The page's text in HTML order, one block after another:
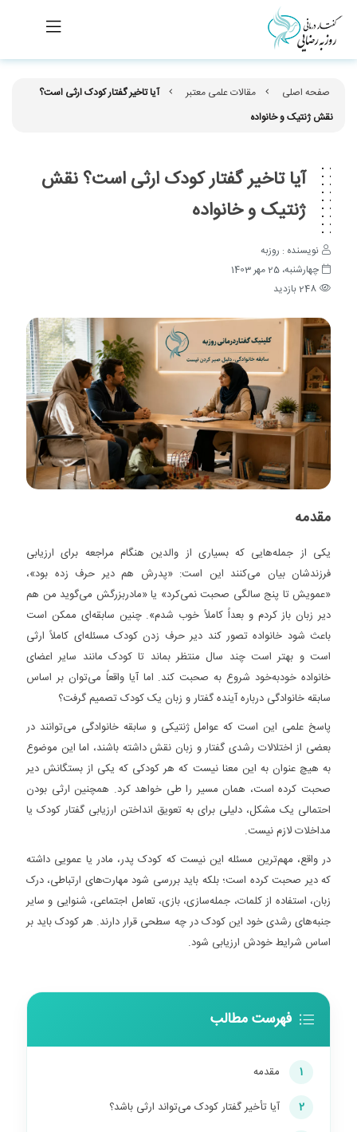
صفحه اصلی مقالات علمی معتبر
آیا تاخیر گفتار کودک ارثی است؟
نقش ژنتیک و خانواده
آیا تاخیر گفتار کودک ارثی است؟ نقش
ژنتیک و خانواده
نویسنده : روزبه
چهارشنبه، 25 مهر 1403
248 بازدید
مقدمه
یکی از جمله‌هایی که بسیاری از والدین هنگام مراجعه برای ارزیابی
فرزندشان بیان می‌کنند این است: «پدرش هم دیر حرف زده بود»،
«عمویش تا پنج سالگی صحبت نمی‌کرد» یا «مادربزرگش می‌گوید من هم
دیر زبان باز کردم و بعداً کاملاً خوب شدم». چنین سابقه‌ای ممکن است
باعث شود خانواده تصور کند دیر حرف زدن کودک مسئله‌ای کاملاً ارثی
است و بهتر است چند سال منتظر بماند تا کودک مانند سایر اعضای
خانواده خودبه‌خود شروع به صحبت کند. اما آیا واقعاً می‌توان بر اساس
سابقه خانوادگی درباره آینده گفتار و زبان یک کودک تصمیم گرفت؟
پاسخ علمی این است که عوامل ژنتیکی و سابقه خانوادگی می‌توانند در
بعضی از اختلالات رشدی گفتار و زبان نقش داشته باشند، اما این موضوع
به هیچ عنوان به این معنا نیست که هر کودکی که یکی از بستگانش دیر
صحبت کرده است، همان مسیر را طی خواهد کرد. همچنین ارثی بودن
احتمالی یک مشکل، دلیلی برای به تعویق انداختن ارزیابی گفتار کودک یا
مداخلات لازم نیست.
در واقع، مهم‌ترین مسئله این نیست که کودک پدر، مادر یا عمویی داشته
که دیر صحبت کرده است؛ بلکه باید بررسی شود مهارت‌های ارتباطی، درک
زبان، استفاده از کلمات، جمله‌سازی، بازی، تعامل اجتماعی، شنوایی و سایر
جنبه‌های رشدی خود این کودک در چه سطحی قرار دارند. هر کودک باید بر
اساس شرایط خودش ارزیابی شود.
فهرست مطالب
1
مقدمه
2
آیا تأخیر گفتار کودک می‌تواند ارثی باشد؟